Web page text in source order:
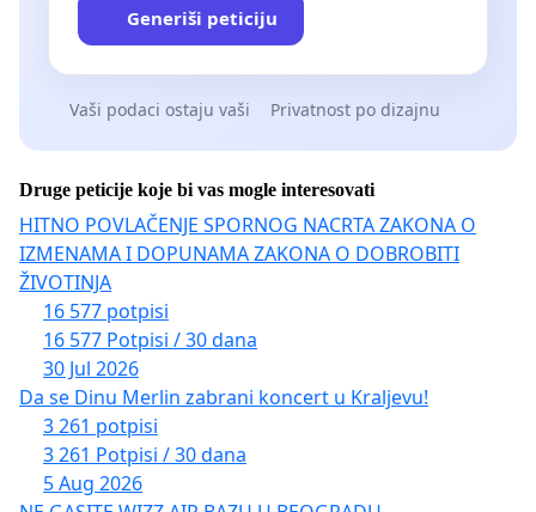
Generiši peticiju
Vaši podaci ostaju vaši Privatnost po dizajnu
Druge peticije koje bi vas mogle interesovati
HITNO POVLAČENJE SPORNOG NACRTA ZAKONA O
IZMENAMA I DOPUNAMA ZAKONA O DOBROBITI
ŽIVOTINJA
16 577 potpisi
16 577 Potpisi / 30 dana
30 Jul 2026
Da se Dinu Merlin zabrani koncert u Kraljevu!
3 261 potpisi
3 261 Potpisi / 30 dana
5 Aug 2026